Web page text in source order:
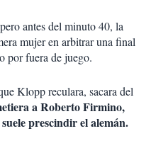
antes del minuto 40, la
mujer en arbitrar una final
por fuera de juego.
Klopp reculara, sacara del
a Roberto Firmino,
prescindir el alemán.